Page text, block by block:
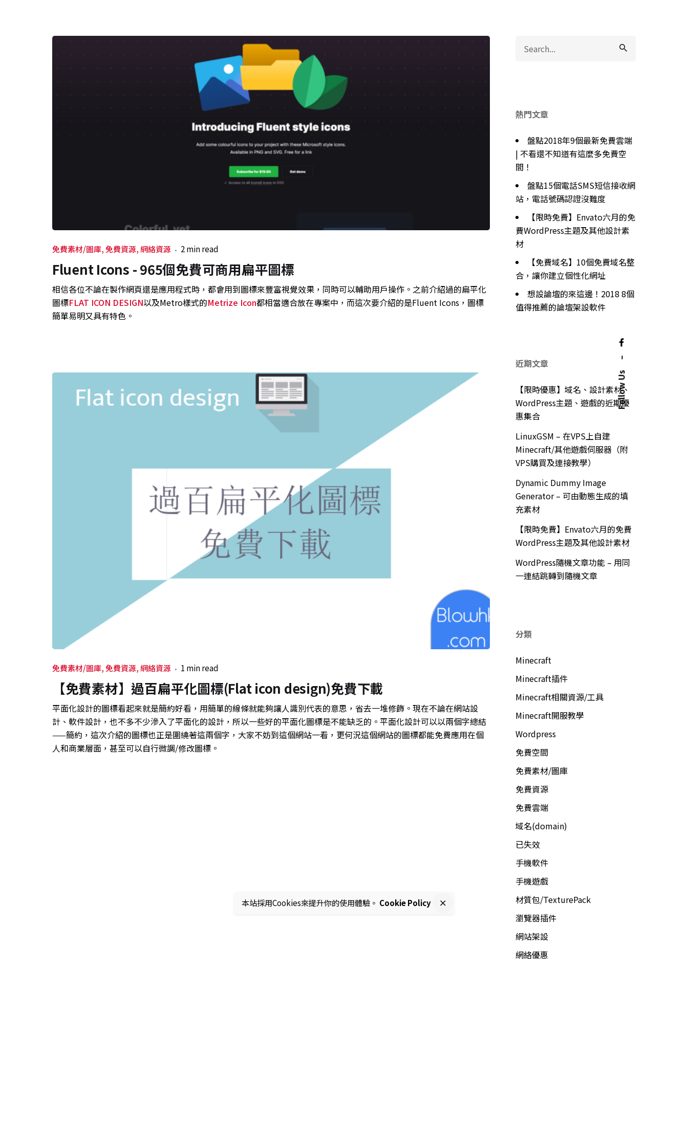
Follow Us
–
免費素材/圖庫 免費資源 網絡資源 2 min read
Fluent Icons - 965個免費可商用扁平圖標
相信各位不論在製作網頁還是應用程式時，都會用到圖標來豐富視覺效果，同時可以輔助用戶操作。之前介紹過的扁平化
圖標FLAT ICON DESIGN以及Metro樣式的Metrize Icon都相當適合放在專案中，而這次要介紹的是Fluent Icons，圖標
簡單易明又具有特色。
免費素材/圖庫 免費資源 網絡資源 1 min read
【免費素材】過百扁平化圖標(Flat icon design)免費下載
平面化設計的圖標看起來就是簡約好看，用簡單的線條就能夠讓人識別代表的意思，省去一堆修飾。現在不論在網站設
計、軟件設計，也不多不少滲入了平面化的設計，所以一些好的平面化圖標是不能缺乏的。平面化設計可以以兩個字總結
——簡約，這次介紹的圖標也正是圍繞著這兩個字，大家不妨到這個網站一看，更何況這個網站的圖標都能免費應用在個
人和商業層面，甚至可以自行微調/修改圖標。
for
熱門文章
盤點2018年9個最新免費雲端
| 不看還不知道有這麼多免費空
間！
盤點15個電話SMS短信接收網
站，電話號碼認證沒難度
【限時免費】Envato六月的免
費WordPress主題及其他設計素
材
【免費域名】10個免費域名整
合，讓你建立個性化網址
想設論壇的來這邊！2018 8個
值得推薦的論壇架設軟件
近期文章
【限時優惠】域名、設計素材、
WordPress主題、遊戲的近期優
惠集合
LinuxGSM – 在VPS上自建
Minecraft/其他遊戲伺服器（附
VPS購買及連接教學）
Dynamic Dummy Image
Generator – 可由動態生成的填
充素材
【限時免費】Envato六月的免費
WordPress主題及其他設計素材
WordPress隨機文章功能 – 用同
一連結跳轉到隨機文章
分類
Minecraft
Minecraft插件
Minecraft相關資源/工具
Minecraft開服教學
Wordpress
免費空間
免費素材/圖庫
免費資源
免費雲端
域名(domain)
已失效
手機軟件
手機遊戲
材質包/TexturePack
瀏覽器插件
網站架設
網絡優惠
本站採用Cookies來提升你的使用體驗。 Cookie Policy